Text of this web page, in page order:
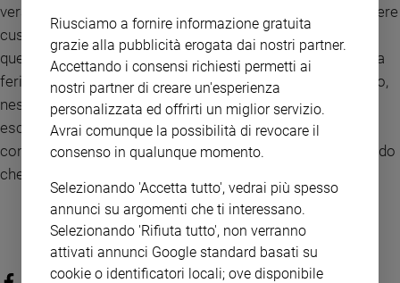
vera forza del credente nasce dalla consapevolezza di essere
custodito da Dio. In fondo, la paura più grande dell’uomo è
quella
di sentirsi solo.
Il Vangelo risponde proprio a questa
ferita: nessuna notte è attraversata senza la presenza di Dio,
nessuna prova è priva del suo sguardo, nessuna fragilità è
esclusa dalla sua misericordia. Per questo il cristiano può
continuare a camminare anche nei momenti difficili, sapendo
che
Riusciamo a fornire informazione gratuita
grazie alla pubblicità erogata dai nostri partner.
Accettando i consensi richiesti permetti ai
nostri partner di creare un'esperienza
personalizzata ed offrirti un miglior servizio.
Avrai comunque la possibilità di revocare il
consenso in qualunque momento.
Selezionando 'Accetta tutto', vedrai più spesso
annunci su argomenti che ti interessano.
Selezionando 'Rifiuta tutto', non verranno
attivati annunci Google standard basati su
cookie o identificatori locali; ove disponibile